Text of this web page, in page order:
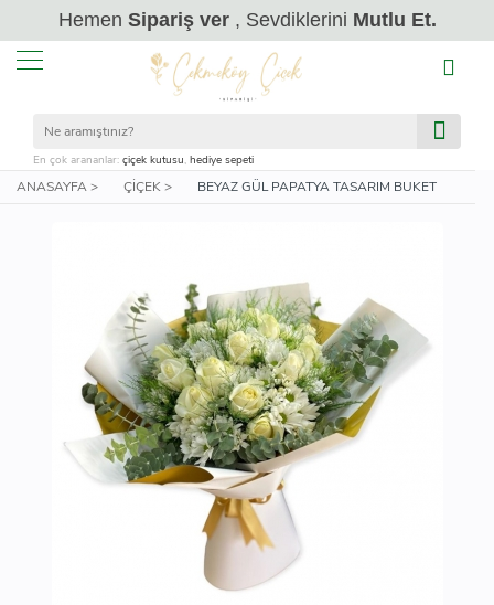
Hemen Sipariş ver, Sevdiklerini Mutlu Et.
En çok arananlar: çiçek kutusu, hediye sepeti
ANASAYFA > ÇIÇEK > BEYAZ GÜL PAPATYA TASARIM BUKET